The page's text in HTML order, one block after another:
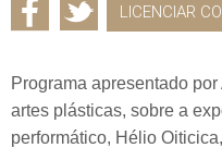
LICENCIAR
Programa apresentado
artes plásticas, sobre a
performático, Hélio